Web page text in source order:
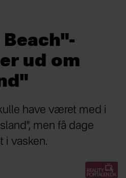
ud om
have været med i
men få dage
i vasken.